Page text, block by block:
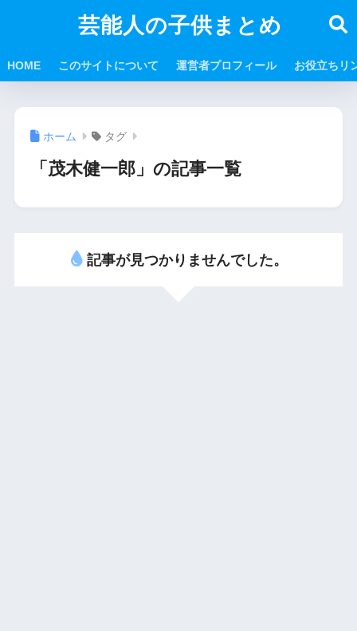
芸能人の子供まとめ
HOME このサイトについて 運営者プロフィール お役立ちリ
ホーム タグ
「茂木健一郎」の記事一覧
記事が見つかりませんでした。